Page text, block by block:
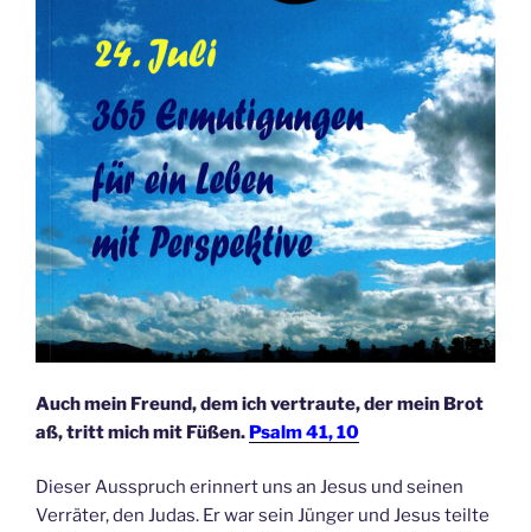
Auch mein Freund, dem ich vertraute, der mein Brot
aß, tritt mich mit Füßen. Psalm 41, 10
Dieser Ausspruch erinnert uns an Jesus und seinen
Verräter, den Judas. Er war sein Jünger und Jesus teilte